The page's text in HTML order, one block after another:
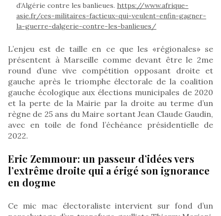
d’Algérie contre les banlieues. https://www.afrique-
asie.fr/ces-militaires-factieux-qui-veulent-enfin-gagner-
la-guerre-dalgerie-contre-les-banlieues/
L’enjeu est de taille en ce que les «régionales» se
présentent à Marseille comme devant être le 2me
round d’une vive compétition opposant droite et
gauche après le triomphe électorale de la coalition
gauche écologique aux élections municipales de 2020
et la perte de la Mairie par la droite au terme d’un
règne de 25 ans du Maire sortant Jean Claude Gaudin,
avec en toile de fond l’échéance présidentielle de
2022.
Eric Zemmour: un passeur d’idées vers
l’extrême droite qui a érigé son ignorance
en dogme
Ce mic mac électoraliste intervient sur fond d’un